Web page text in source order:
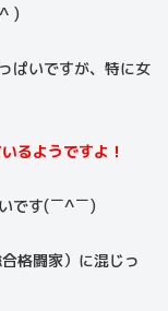
)
ぱいですが、特に女
るようですよ！
です(￣^￣)
格闘家）に混じっ